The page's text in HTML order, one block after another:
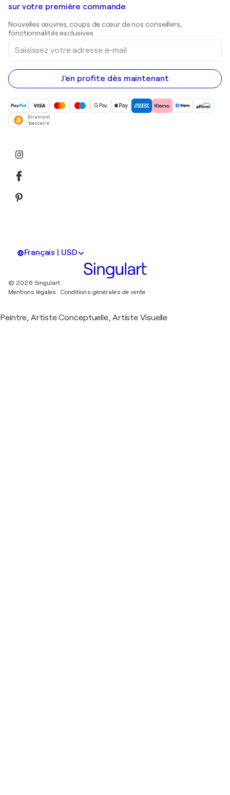
Shepard Fairey
Estampes
Peintures acryliques
Galeries d'art en Belgique
sur votre première commande
Nouvelles œuvres, coups de cœur de nos conseillers,
fonctionnalités exclusives.
Saisissez
votre
adresse
e-
mail
J'en profite dès maintenant
Virement
bancaire
Français | USD
© 2026 Singulart
Mentions légales. Conditions générales de vente
Peintre, Artiste Conceptuelle, Artiste Visuelle